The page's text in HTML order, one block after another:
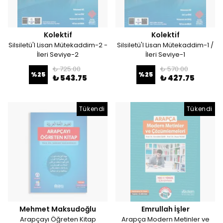
Kolektif
Silsiletü'l Lisan Mütekaddim-2 -
İleri Seviye-2
%25
₺ 725.00
₺ 543.75
Kolektif
Silsiletü'l Lisan Mütekaddim-1 /
İleri Seviye-1
%25
₺ 570.00
₺ 427.75
Tükendi
Mehmet Maksudoğlu
Arapçayı Öğreten Kitap
Tükendi
Emrullah İşler
Arapça Modern Metinler ve